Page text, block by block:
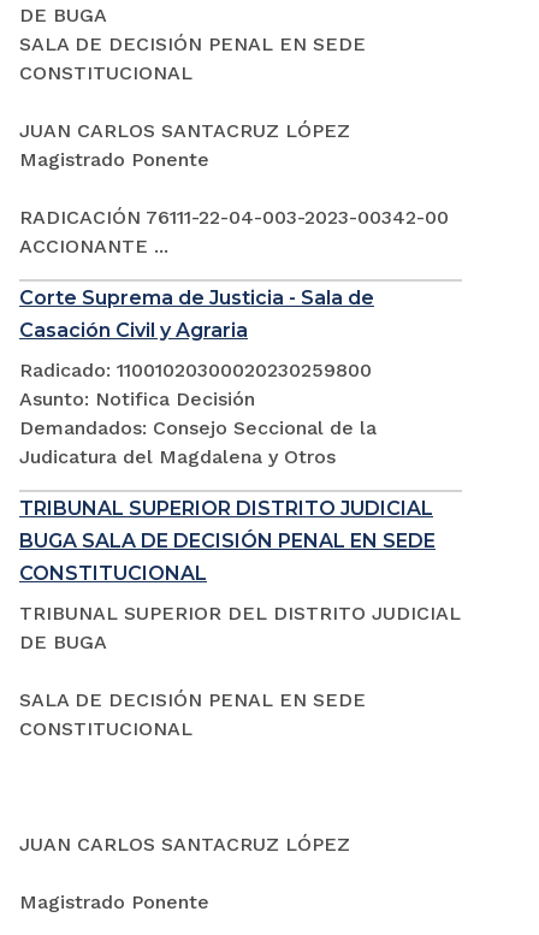
DE BUGA
SALA DE DECISIÓN PENAL EN SEDE
CONSTITUCIONAL
JUAN CARLOS SANTACRUZ LÓPEZ
Magistrado Ponente
RADICACIÓN 76111-22-04-003-2023-00342-00
ACCIONANTE ...
Corte Suprema de Justicia - Sala de
Casación Civil y Agraria
Radicado: 11001020300020230259800
Asunto: Notifica Decisión
Demandados: Consejo Seccional de la
Judicatura del Magdalena y Otros
TRIBUNAL SUPERIOR DISTRITO JUDICIAL
BUGA SALA DE DECISIÓN PENAL EN SEDE
CONSTITUCIONAL
TRIBUNAL SUPERIOR DEL DISTRITO JUDICIAL
DE BUGA
SALA DE DECISIÓN PENAL EN SEDE
CONSTITUCIONAL
JUAN CARLOS SANTACRUZ LÓPEZ
Magistrado Ponente